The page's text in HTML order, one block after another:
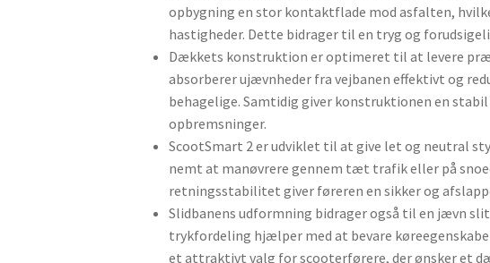
opbygning en stor kontaktflade mod asfalten,
hastigheder. Dette bidrager til en tryg og
Dækkets konstruktion er optimeret til at levere
absorberer ujævnheder fra vejbanen effektivt og
behagelige. Samtidig giver konstruktionen en
opbremsninger.
ScootSmart 2 er udviklet til at give let og neutral
nemt at manøvrere gennem tæt trafik eller på
retningsstabilitet giver føreren en sikker og
Slidbanens udformning bidrager også til en jævn
trykfordeling hjælper med at bevare
et attraktivt valg for scooterførere, der ønsker et